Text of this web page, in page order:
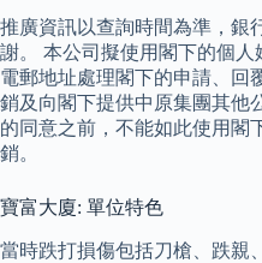
推廣資訊以查詢時間為準，銀
謝。 本公司擬使用閣下的個
電郵地址處理閣下的申請、回
銷及向閣下提供中原集團其他
的同意之前，不能如此使用閣
銷。
寶富大廈: 單位特色
當時跌打損傷包括刀槍、跌親